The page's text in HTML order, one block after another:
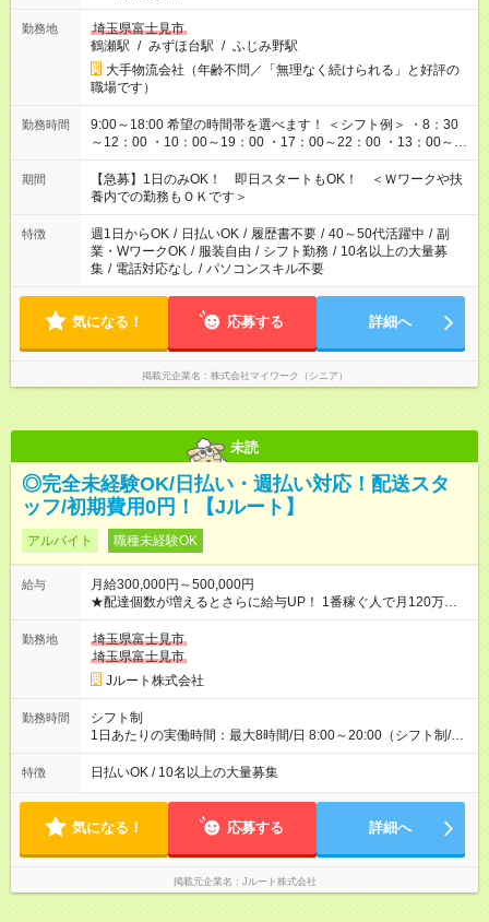
勤務地
埼玉県富士見市
鶴瀬駅 / みずほ台駅 / ふじみ野駅
大手物流会社（年齢不問／「無理なく続けられる」と好評の
職場です）
勤務時間
9:00～18:00 希望の時間帯を選べます！ ＜シフト例＞ ・8：30
～12：00 ・10：00～19：00 ・17：00～22：00 ・13：00～
22：00 ・22：00～翌6：00 など
期間
【急募】1日のみOK！ 即日スタートもOK！ ＜Ｗワークや扶
養内での勤務もＯＫです＞
特徴 週1日からOK / 日払いOK / 履歴書不要 / 40～50代活躍中 / 副
業・WワークOK / 服装自由 / シフト勤務 / 10名以上の大量募
集 / 電話対応なし / パソコンスキル不要
気になる！ 応募する 詳細へ
掲載元企業名 株式会社マイワーク（シニア）
未読
◎完全未経験OK/日払い・週払い対応！配送スタ
ッフ/初期費用0円！【Jルート】
アルバイト 職種未経験OK
給与
月給300,000円～500,000円
★配達個数が増えるとさらに給与UP！ 1番稼ぐ人で月120万ほ
ど！ ・主要都市エリア 月収55万円／週5日稼働 月収65万~112
万円／週6日稼働 ・地方郊外エリア 月収40万円／週5日稼働 月
収40万円~50万円／週6日稼働 ＜モデルイメージ＞ ■月収50万
円 (27歳男性/江東区在住)※元建築関係 1日150個配達×25日勤務
(日休み) ■月収80万円(43歳男性/墨田区在住)※元営業 1日200個
勤務地
埼玉県富士見市
埼玉県富士見市
Jルート株式会社
勤務時間
シフト制
1日あたりの実働時間：最大8時間/日 8:00～20:00（シフト制/実
働8時間） ※週5日勤務（場所次第では週4も有り） ※配達状況に
よって時間外での勤務可能性有り ※案件により多少の前後あり
特徴 日払いOK / 10名以上の大量募集
気になる！ 応募する 詳細へ
掲載元企業名 Jルート株式会社